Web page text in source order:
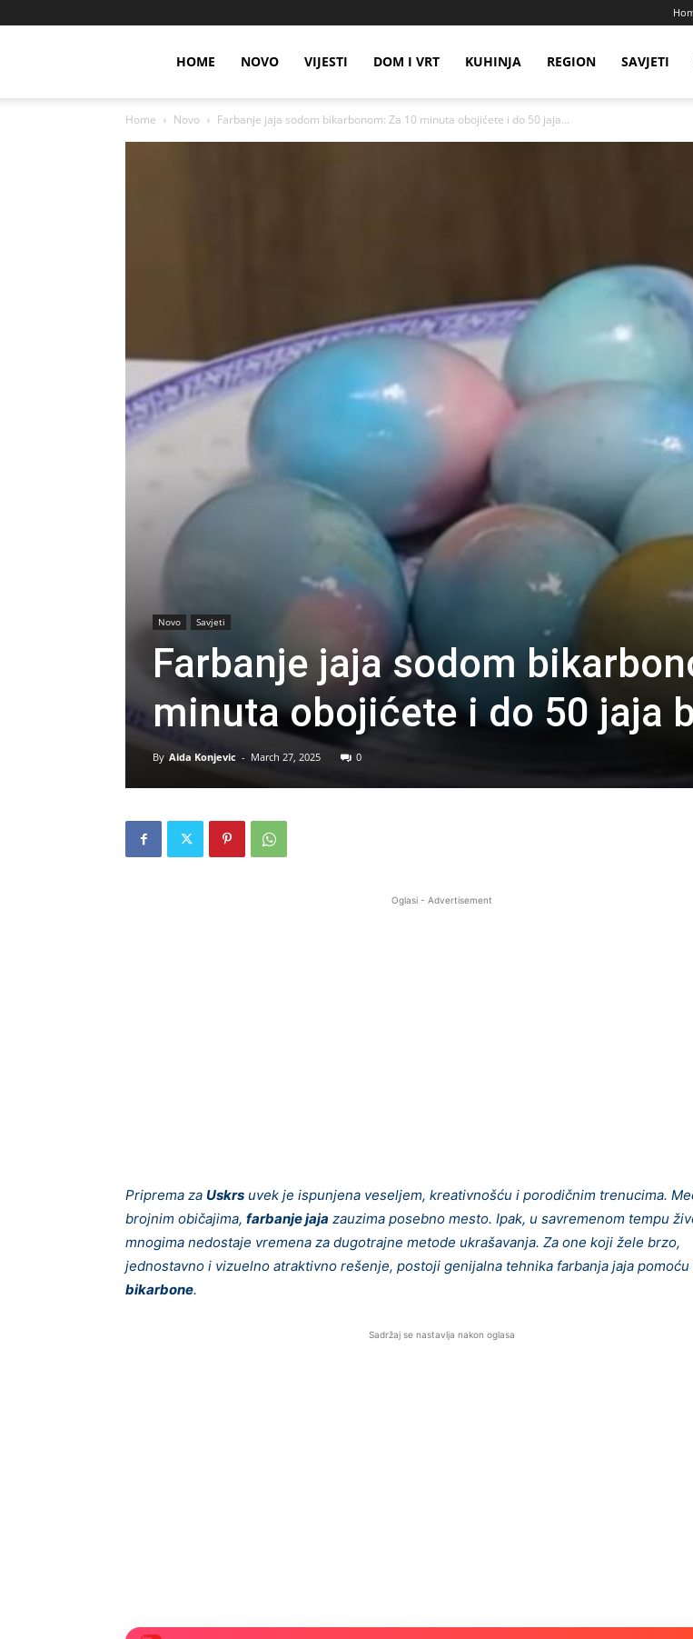
HOME NOVO VIJESTI DOM I VRT KUHINJA REGION SAVJETI
Home Novo Farbanje jaja sodom bikarbonom: Za 10 minuta obojićete i do 50 jaja...
Novo Savjeti
Farbanje jaja sodom
minuta obojićete i do 50 jaja
By Aida Konjevic - March 27, 2025 0
Oglasi - Advertisement
Priprema za Uskrs uvek je ispunjena veseljem, kreativnošću i porodičnim trenucima.
brojnim običajima, farbanje jaja zauzima posebno mesto. Ipak, u savremenom tempu
mnogima nedostaje vremena za dugotrajne metode ukrašavanja. Za one koji žele brzo,
jednostavno i vizuelno atraktivno rešenje, postoji genijalna tehnika farbanja jaja pomoću
bikarbone.
Sadržaj se nastavlja nakon oglasa